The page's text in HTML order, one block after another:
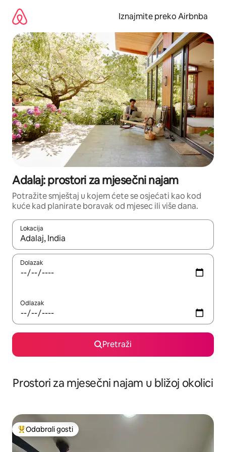
sadržaj
Iznajmite preko Airbnba
Adalaj: prostori za mjesečni najam
Potražite smještaj u kojem ćete se osjećati kao kod
kuće kad planirate boravak od mjesec ili više dana.
Lokacija
Kada budu dostupni rezultati, moći ćete ih pregledati
Dolazak
Odlazak
Pretraži
Prostori za mjesečni najam u bližoj okolici
Među najviše rangiranima s oznakom „Odabrali gosti”
Odabrali gosti